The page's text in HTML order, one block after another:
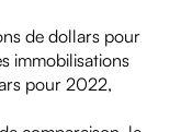
de dollars pour
immobilisations
pour 2022,